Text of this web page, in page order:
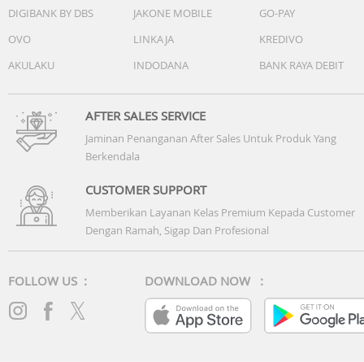
DIGIBANK BY DBS
JAKONE MOBILE
GO-PAY
OVO
LINKAJA
KREDIVO
AKULAKU
INDODANA BANK RAYA DEBIT
AFTER SALES SERVICE
Jaminan Penanganan After Sales Untuk Produk Yang
Berkendala
CUSTOMER SUPPORT
Memberikan Layanan Kelas Premium Kepada Customer
Dengan Ramah, Sigap Dan Profesional
FOLLOW US : DOWNLOAD NOW :